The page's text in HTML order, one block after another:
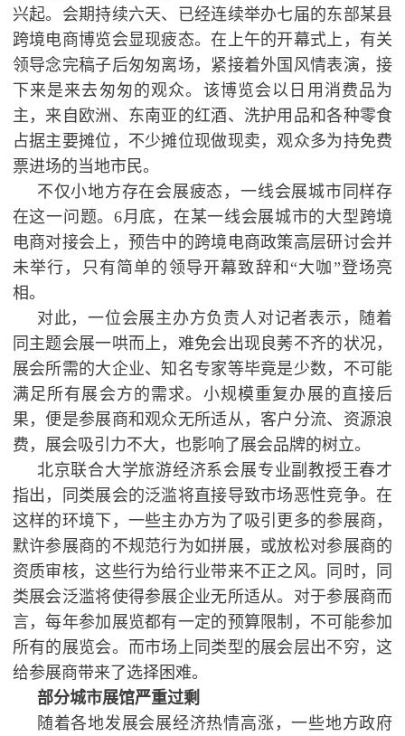
兴起。会期持续六天、已经连续举办七届的东部某县
跨境电商博览会显现疲态。在上午的开幕式上，有关
领导念完稿子后匆匆离场，紧接着外国风情表演，接
下来是来去匆匆的观众。该博览会以日用消费品为
主，来自欧洲、东南亚的红酒、洗护用品和各种零食
占据主要摊位，不少摊位现做现卖，观众多为持免费
票进场的当地市民。
不仅小地方存在会展疲态，一线会展城市同样存
在这一问题。6月底，在某一线会展城市的大型跨境
电商对接会上，预告中的跨境电商政策高层研讨会并
未举行，只有简单的领导开幕致辞和“大咖”登场亮
相。
对此，一位会展主办方负责人对记者表示，随着
同主题会展一哄而上，难免会出现良莠不齐的状况，
展会所需的大企业、知名专家等毕竟是少数，不可能
满足所有展会方的需求。小规模重复办展的直接后
果，便是参展商和观众无所适从，客户分流、资源浪
费，展会吸引力不大，也影响了展会品牌的树立。
北京联合大学旅游经济系会展专业副教授王春才
指出，同类展会的泛滥将直接导致市场恶性竞争。在
这样的环境下，一些主办方为了吸引更多的参展商，
默许参展商的不规范行为如拼展，或放松对参展商的
资质审核，这些行为给行业带来不正之风。同时，同
类展会泛滥将使得参展企业无所适从。对于参展商而
言，每年参加展览都有一定的预算限制，不可能参加
所有的展览会。而市场上同类型的展会层出不穷，这
给参展商带来了选择困难。
部分城市展馆严重过剩
随着各地发展会展经济热情高涨，一些地方政府